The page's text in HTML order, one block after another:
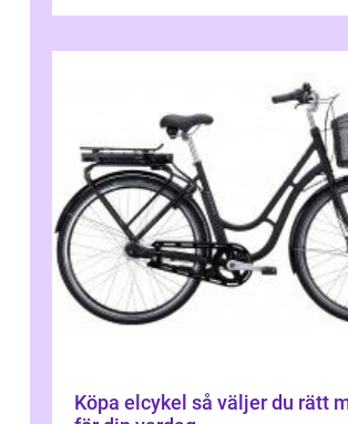
Köpa elcykel så väljer du rätt modell